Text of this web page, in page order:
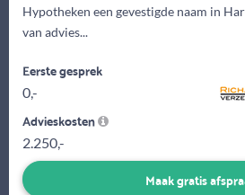
Hypotheken een gevestigde naam in
van advies...
Eerste gesprek
0,-
Advieskosten
2.250,-
Maak gratis